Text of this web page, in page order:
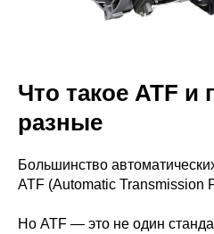
Что такое ATF и
разные
Большинство
ATF (Automatic Transmission
Но ATF — это не один